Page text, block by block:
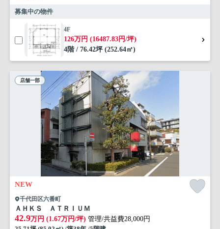
募集中の物件
4F
126万円 (16487.83円/坪)
4階 / 76.42坪 (252.64㎡)
店舗一部
NEW
千代田区六番町
ＡＨＫＳ ＡＴＲＩＵＭ
42.9万円 (1.67万円/坪) 管理/共益費28,000円